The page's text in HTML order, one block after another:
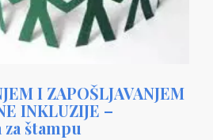
I ZAPOŠLJAVANJEM
INKLUZIJE –
štampu